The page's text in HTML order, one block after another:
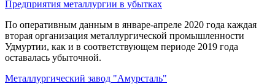
Предприятия металлургии в убытках
По оперативным данным в январе-апреле 2020 года каждая
вторая организация металлургической промышленности
Удмуртии, как и в соответствующем периоде 2019 года
оставалась убыточной.
Металлургический завод "Амурсталь"